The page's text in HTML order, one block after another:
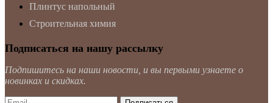
Плинтус напольный
Строительная химия
Подписаться на нашу рассылку
Подпишитесь на наши новости, и вы первыми узнаете о
новинках и скидках.